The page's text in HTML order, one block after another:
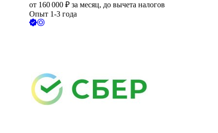
от 160 000 ₽ за месяц, до вычета налогов
Опыт 1-3 года